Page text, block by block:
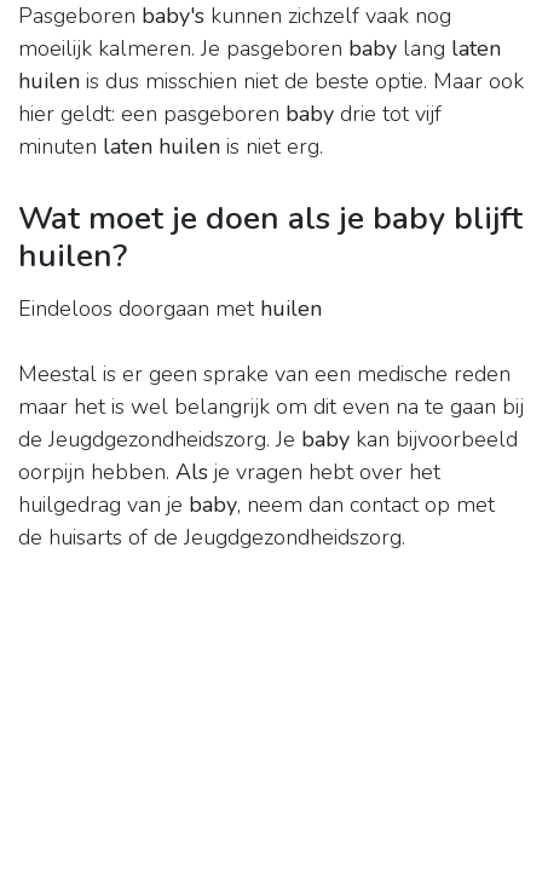
Pasgeboren baby's kunnen zichzelf vaak nog
moeilijk kalmeren. Je pasgeboren baby lang laten
huilen is dus misschien niet de beste optie. Maar ook
hier geldt: een pasgeboren baby drie tot vijf
minuten laten huilen is niet erg.
Wat moet je doen als je baby blijft
huilen?
Eindeloos doorgaan met huilen
Meestal is er geen sprake van een medische reden
maar het is wel belangrijk om dit even na te gaan bij
de Jeugdgezondheidszorg. Je baby kan bijvoorbeeld
oorpijn hebben. Als je vragen hebt over het
huilgedrag van je baby, neem dan contact op met
de huisarts of de Jeugdgezondheidszorg.